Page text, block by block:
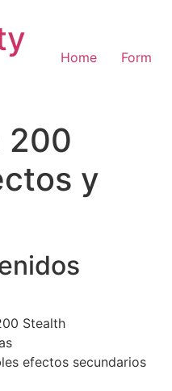
Home Form
200
y
Stealth
efectos secundarios